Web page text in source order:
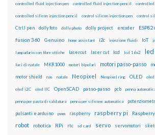
controlled fluid injection pen controlled fluid injection pencil
controlled silicon injection pencil control silicon injection pen control
CtrlJ pen dolly foto dolly photo dolly project encoder
fusion 360 Genuino home assistant i2c iniezione fluidi IoT
lampadario con fibre ottiche lasercut laser cut lcd lcd 16x2 led
luci di natale MKR1000 motori bipolari motori passo-passo
motor shield nas natale Neopixel Neopixel ring OLED
oled i2C oled IIC OpenSCAD passo-passo pcb penna
penna per pasta di saldatura penna per silicone automatica
pulsanti e arduino pwm raspberry raspberry pi
robot robotica RPi rtc sd card servo servomotori